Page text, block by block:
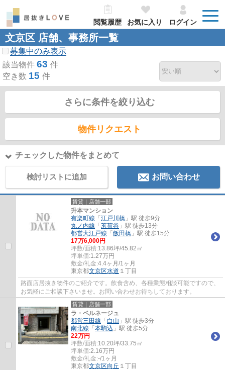
閲覧履歴 お気に入り ログイン
文京区 店舗、事務所一覧
募集中のみ表示
該当物件 63 件
空き数 15 件
さらに条件を絞り込む
物件リクエスト
チェックした物件をまとめて
検討リストに追加 お問い合わせ
賃貸｜店舗一部
升本マンション
有楽町線 「 江戸川橋 」駅 徒歩9分
丸ノ内線 「 茗荷谷 」駅 徒歩13分
都営大江戸線 「 飯田橋 」駅 徒歩15分
17万6,000円
坪数/面積:13.86坪/45.82㎡
坪単価:1.27万円
敷金/礼金:4.4ヶ月/1ヶ月
東京都文京区水道 １丁目
路面店居抜き物件のご紹介です。飲食含め、各種業態相談可能ですので、
お気軽にご相談下さいませ。お問い合わせお待ちしております。
賃貸｜店舗一部
ラ・ベルネージュ
都営三田線 「 白山 」駅 徒歩3分
南北線 「 本駒込 」駅 徒歩5分
22万円
坪数/面積:10.20坪/33.75㎡
坪単価:2.16万円
敷金/礼金:-/1ヶ月
東京都文京区向丘 １丁目